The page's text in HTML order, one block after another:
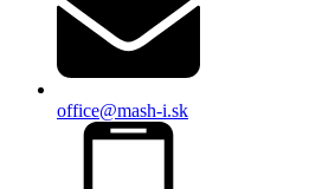
office@mash-i.sk